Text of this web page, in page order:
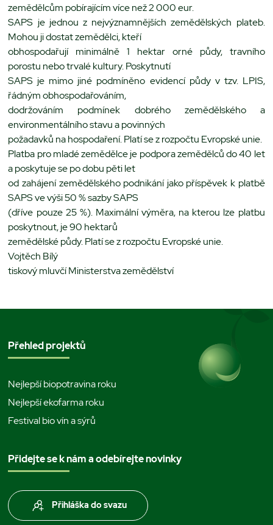
zemědělcům pobírajícím více než 2 000 eur.
SAPS je jednou z nejvýznamnějších zemědělských plateb.
Mohou ji dostat zemědělci, kteří
obhospodařují minimálně 1 hektar orné půdy, travního
porostu nebo trvalé kultury. Poskytnutí
SAPS je mimo jiné podmíněno evidencí půdy v tzv. LPIS,
řádným obhospodařováním,
dodržováním podmínek dobrého zemědělského a
environmentálního stavu a povinných
požadavků na hospodaření. Platí se z rozpočtu Evropské unie.
Platba pro mladé zemědělce je podpora zemědělců do 40 let
a poskytuje se po dobu pěti let
od zahájení zemědělského podnikání jako příspěvek k platbě
SAPS ve výši 50 % sazby SAPS
(dříve pouze 25 %). Maximální výměra, na kterou lze platbu
poskytnout, je 90 hektarů
zemědělské půdy. Platí se z rozpočtu Evropské unie.
Vojtěch Bílý
tiskový mluvčí Ministerstva zemědělství
Přehled projektů
Nejlepší biopotravina roku
Nejlepší ekofarma roku
Festival bio vín a sýrů
Přidejte se k nám a odebírejte novinky
Přihláška do svazu